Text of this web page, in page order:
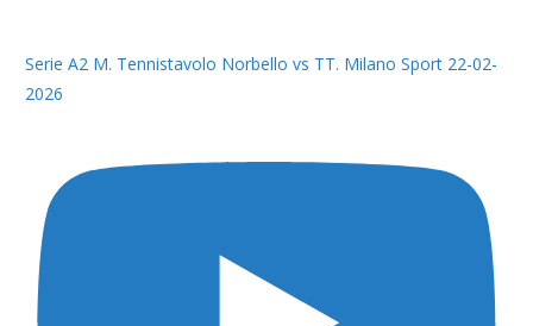
Serie A2 M. Tennistavolo Norbello vs TT. Milano Sport 22-02-
2026